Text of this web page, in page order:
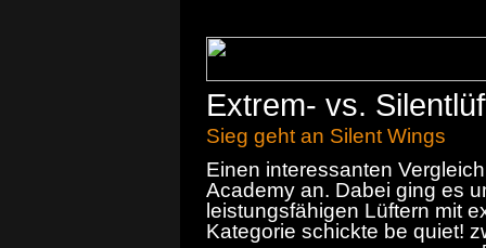
Extrem- vs.
Sieg geht an Silent Wings
Einen interessanten
Academy an. Dabei ging es
leistungsfähigen Lüftern mit
Kategorie schickte be quiet!